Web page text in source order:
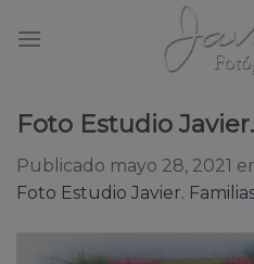
Foto Estudio
Publicado mayo 28, 2021
Foto Estudio Javier.